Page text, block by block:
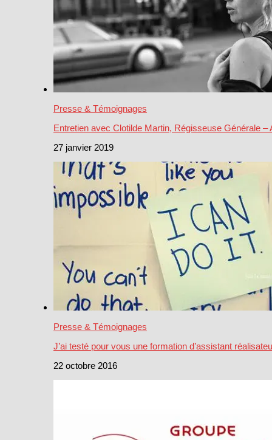
Presse & Témoignages
Entretien avec Clotilde Martin, Régisseuse Générale –
27 janvier 2019
Presse & Témoignages
J’ai testé pour vous une formation d’assistant
22 octobre 2016